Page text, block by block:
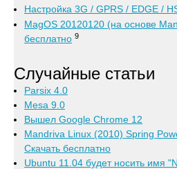
Настройка 3G / GPRS / EDGE /
MagOS 20120120 (на основе
бесплатно 9
Случайные статьи
Parsix 4.0
Mesa 9.0
Вышел Google Chrome 12
Mandriva Linux (2010) Spring
Скачать бесплатно
Ubuntu 11.04 будет носить имя